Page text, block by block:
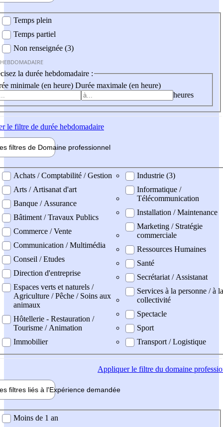
Temps plein
Temps partiel
Non renseignée (3)
la durée hebdomadaire :
minimale (en heure) Durée maximale (en heure)
heures
le filtre de durée hebdomadaire
filtres de Domaine professionnel
professionel
Achats / Comptabilité / Gestion
Arts / Artisanat d'art
Banque / Assurance
Bâtiment / Travaux Publics
Commerce / Vente
Communication / Multimédia
Conseil / Etudes
Direction d'entreprise
Espaces verts et naturels /
Agriculture / Pêche / Soins aux
animaux
Hôtellerie - Restauration /
Tourisme / Animation
Immobilier
Industrie (3)
Informatique /
Télécommunication
Installation / Maintenance
Marketing / Stratégie
commerciale
Ressources Humaines
Santé
Secrétariat / Assistanat
Services à la personne / à la
collectivité
Spectacle
Sport
Transport / Logistique
Appliquerle filtre du domaine
filtres liés à l'Expérience demandée
demandée
Moins de 1 an